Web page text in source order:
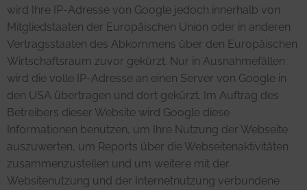
wird Ihre IP-Adresse von Google jedoch innerhalb von
Mitgliedstaaten der Europäischen Union oder in anderen
Vertragsstaaten des Abkommens über den Europäischen
Wirtschaftsraum zuvor gekürzt. Nur in Ausnahmefällen
wird die volle IP-Adresse an einen Server von Google in
den USA übertragen und dort gekürzt. Im Auftrag des
Betreibers dieser Website wird Google diese
Informationen benutzen, um Ihre Nutzung der Webseite
auszuwerten, um Reports über die Webseitenaktivitäten
zusammenzustellen und um weitere mit der
Websitenutzung und der Internetnutzung verbundene